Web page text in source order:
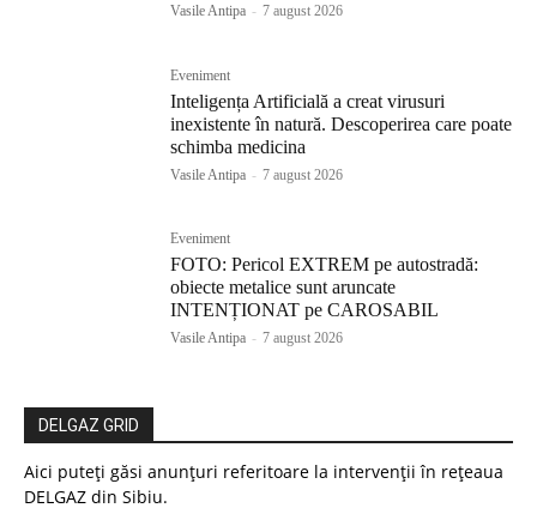
Vasile Antipa - 7 august 2026
Eveniment
Inteligența Artificială a creat virusuri
inexistente în natură. Descoperirea care poate
schimba medicina
Vasile Antipa - 7 august 2026
Eveniment
FOTO: Pericol EXTREM pe autostradă:
obiecte metalice sunt aruncate
INTENȚIONAT pe CAROSABIL
Vasile Antipa - 7 august 2026
DELGAZ GRID
Aici puteți găsi anunțuri referitoare la intervenții în rețeaua
DELGAZ din Sibiu.